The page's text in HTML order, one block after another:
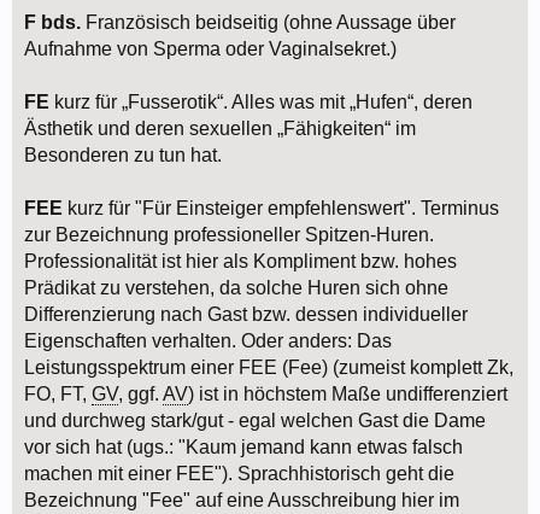
F bds. Französisch beidseitig (ohne Aussage über
Aufnahme von Sperma oder Vaginalsekret.)
FE kurz für „Fusserotik“. Alles was mit „Hufen“, deren
Ästhetik und deren sexuellen „Fähigkeiten“ im
Besonderen zu tun hat.
FEE kurz für "Für Einsteiger empfehlenswert". Terminus
zur Bezeichnung professioneller Spitzen-Huren.
Professionalität ist hier als Kompliment bzw. hohes
Prädikat zu verstehen, da solche Huren sich ohne
Differenzierung nach Gast bzw. dessen individueller
Eigenschaften verhalten. Oder anders: Das
Leistungsspektrum einer FEE (Fee) (zumeist komplett Zk,
FO, FT, GV, ggf. AV) ist in höchstem Maße undifferenziert
und durchweg stark/gut - egal welchen Gast die Dame
vor sich hat (ugs.: "Kaum jemand kann etwas falsch
machen mit einer FEE"). Sprachhistorisch geht die
Bezeichnung "Fee" auf eine Ausschreibung hier im